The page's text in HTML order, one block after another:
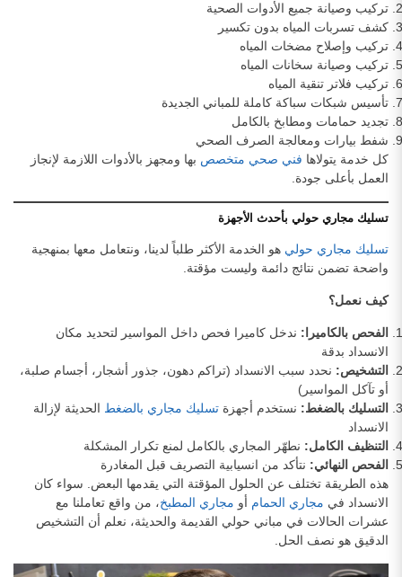
تركيب وصيانة جميع الأدوات الصحية
كشف تسربات المياه بدون تكسير
تركيب وإصلاح مضخات المياه
تركيب وصيانة سخانات المياه
تركيب فلاتر تنقية المياه
تأسيس شبكات سباكة كاملة للمباني الجديدة
تجديد حمامات ومطابخ بالكامل
شفط بيارات ومعالجة الصرف الصحي
كل خدمة يتولاها فني صحي متخصص بها ومجهز بالأدوات اللازمة لإنجاز
العمل بأعلى جودة.
تسليك مجاري حولي بأحدث الأجهزة
تسليك مجاري حولي هو الخدمة الأكثر طلباً لدينا، ونتعامل معها بمنهجية
واضحة تضمن نتائج دائمة وليست مؤقتة.
كيف نعمل؟
الفحص بالكاميرا: ندخل كاميرا فحص داخل المواسير لتحديد مكان
الانسداد بدقة
التشخيص: نحدد سبب الانسداد (تراكم دهون، جذور أشجار، أجسام صلبة،
أو تآكل المواسير)
التسليك بالضغط: نستخدم أجهزة تسليك مجاري بالضغط الحديثة لإزالة
الانسداد
التنظيف الكامل: نطهّر المجاري بالكامل لمنع تكرار المشكلة
الفحص النهائي: نتأكد من انسيابية التصريف قبل المغادرة
هذه الطريقة تختلف عن الحلول المؤقتة التي يقدمها البعض. سواء كان
الانسداد في مجاري الحمام أو مجاري المطبخ، من واقع تعاملنا مع
عشرات الحالات في مباني حولي القديمة والحديثة، نعلم أن التشخيص
الدقيق هو نصف الحل.